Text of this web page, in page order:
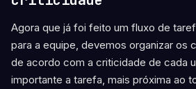
Agora que já foi feito um fluxo de
para a equipe, devemos organizar os
de acordo com a criticidade de cada
importante a tarefa, mais próxima ao